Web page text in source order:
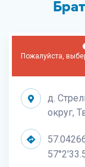
Пожалуйста,
д.
округ,